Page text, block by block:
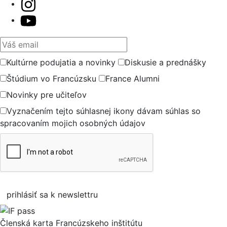
Váš email
Kultúrne podujatia a novinky
Diskusie a prednášky
Štúdium vo Francúzsku
France Alumni
Novinky pre učiteľov
Vyznačením tejto súhlasnej ikony dávam súhlas so
spracovaním mojich osobných údajov
prihlásiť sa k newslettru
Členská karta Francúzskeho inštitútu